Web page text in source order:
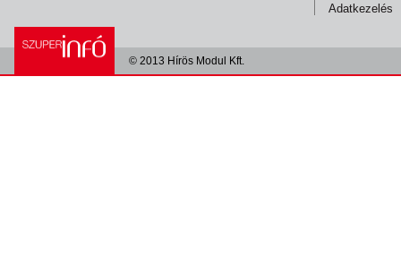
Adatkezelés
© 2013 Hírös Modul Kft.